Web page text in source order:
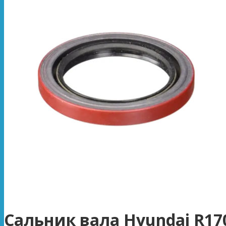
Сальник вала Hyundai